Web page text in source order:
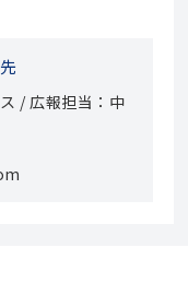
/ 広報担当：中